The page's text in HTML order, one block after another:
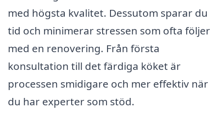
med högsta kvalitet. Dessutom sparar du
tid och minimerar stressen som ofta följer
med en renovering. Från första
konsultation till det färdiga köket är
processen smidigare och mer effektiv när
du har experter som stöd.